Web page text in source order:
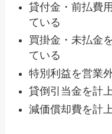
貸付金・前払費
ている
買掛金・未払金
ている
特別利益を営業
貸倒引当金を計
減価償却費を計